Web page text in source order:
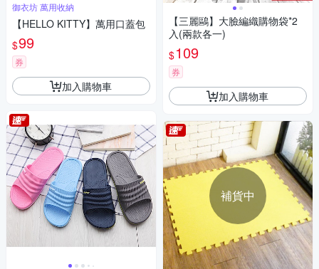
御衣坊 萬用收納
【HELLO KITTY】萬用口蓋包
$99
券
加入購物車
【三麗鷗】大臉編織購物袋*2
入(兩款各一)
$109
券
加入購物車
補貨中